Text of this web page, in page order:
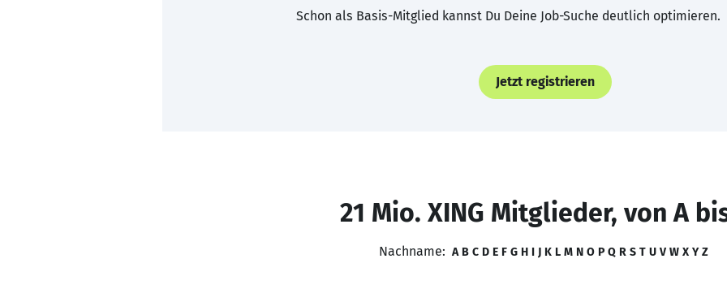
Schon als Basis-Mitglied kannst Du Deine Job-Suche deutlich optimieren.
Jetzt registrieren
21 Mio. XING Mitglieder, von A
Nachname: A B C D E F G H I J K L M N O P Q R S T U V W X Y Z